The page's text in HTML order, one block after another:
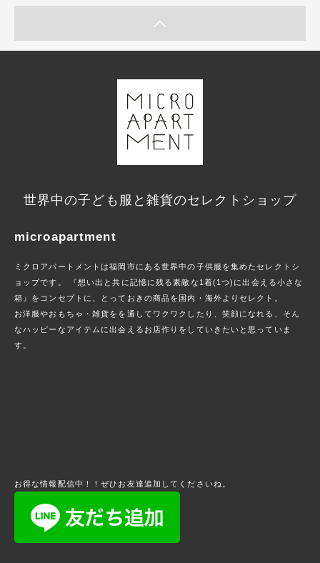
世界中の子ども服と雑貨のセレクトショップ
microapartment
ミクロアパートメントは福岡市にある世界中の子供服を集めたセレクトシ
ョップです。 『想い出と共に記憶に残る素敵な1着(1つ)に出会える小さな
箱』をコンセプトに、とっておきの商品を国内・海外よりセレクト。
お洋服やおもちゃ・雑貨をを通してワクワクしたり、笑顔になれる、そん
なハッピーなアイテムに出会えるお店作りをしていきたいと思っていま
す。
お得な情報配信中！！ぜひお友達追加してくださいね。